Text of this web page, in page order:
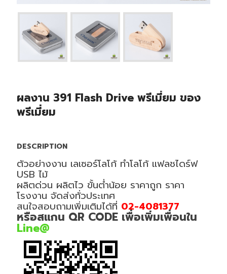
ผลงาน 391 Flash Drive พรีเมี่ยม ของ
พรีเมี่ยม
DESCRIPTION
ตัวอย่างงาน เลเซอร์โลโก้ ทำโลโก้ แฟลชไดร์ฟ
USB ไม้
ผลิตด่วน ผลิตไว ขั้นต่ำน้อย ราคาถูก ราคา
โรงงาน จัดส่งทั่วประเทศ
สนใจสอบถามเพิ่มเติมได้ที่ 02-4081377
หรือสแกน QR CODE เพื่อเพิ่มเพื่อนใน
Line@